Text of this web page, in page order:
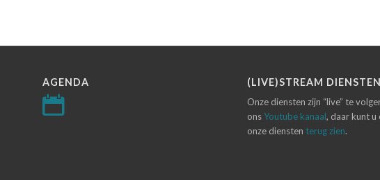
AGENDA (LIVE)STREAM DIENSTEN
Onze diensten zijn “live” te
onsYoutube kanaal, daar kunt u
onze diensten terug zien.